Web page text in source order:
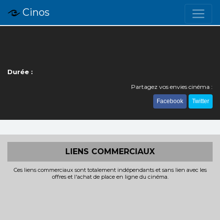
Cinos
Durée :
Partagez vos envies cinéma :
Facebook Twitter
LIENS COMMERCIAUX
Ces liens commerciaux sont totalement indépendants et sans lien avec les
offres et l'achat de place en ligne du cinéma.